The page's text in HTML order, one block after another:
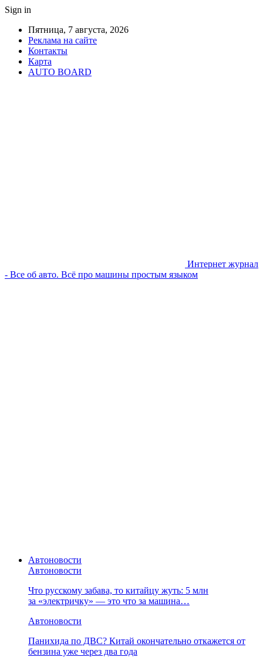
Sign in
Пятница, 7 августа, 2026
Реклама на сайте
Контакты
Карта
AUTO BOARD
Интернет журнал
- Все об авто. Всё про машины простым языком
Автоновости
Автоновости
Что русскому забава, то китайцу жуть: 5 млн
за «электричку» — это что за машина…
Автоновости
Панихида по ДВС? Китай окончательно откажется от
бензина уже через два года